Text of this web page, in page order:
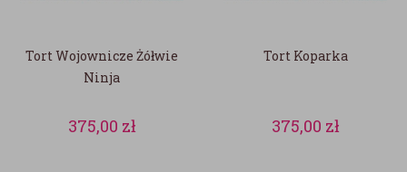
Tort Wojownicze Żółwie
Ninja
375,00 zł
Tort Koparka
375,00 zł